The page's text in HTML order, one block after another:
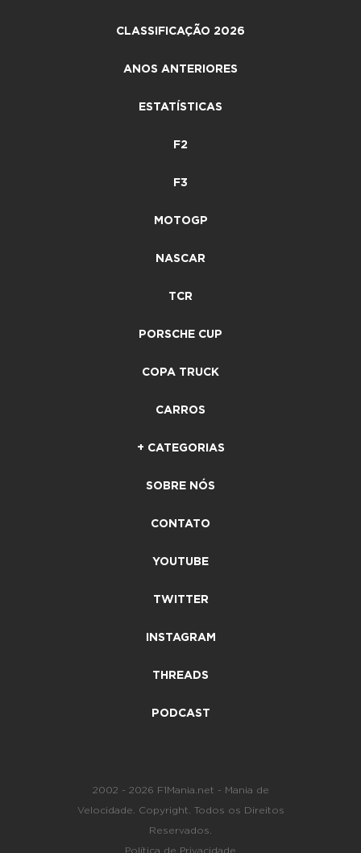
CLASSIFICAÇÃO 2026
ANOS ANTERIORES
ESTATÍSTICAS
F2
F3
MOTOGP
NASCAR
TCR
PORSCHE CUP
COPA TRUCK
CARROS
+ CATEGORIAS
SOBRE NÓS
CONTATO
YOUTUBE
TWITTER
INSTAGRAM
THREADS
PODCAST
2002 - 2026 F1Mania.net - Mania de
Velocidade. Copyright. Todos os Direitos
Reservados.
Política de Privacidade